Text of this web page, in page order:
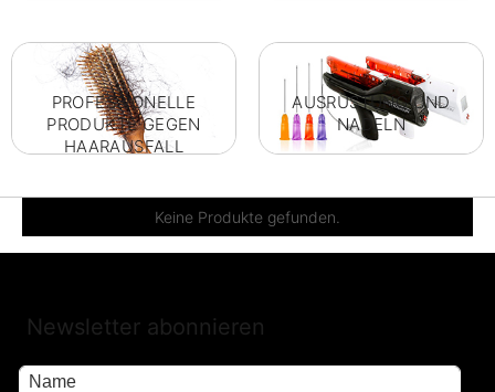
PROFESSIONELLE
PRODUKTE GEGEN
HAARAUSFALL
AUSRÜSTUNG UND
NADELN
Keine Produkte gefunden.
Newsletter abonnieren